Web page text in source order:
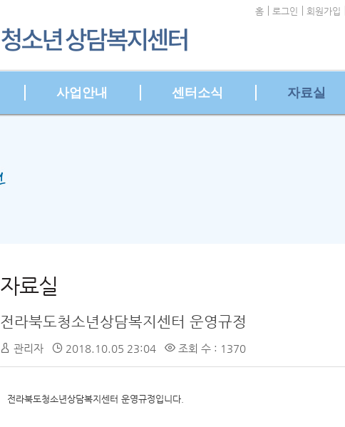
홈 로그인 회원가입
사업안내 센터소식 자료실
자료실
전라북도청소년상담복지센터 운영규정
관리자 2018.10.05 23:04 조회 수 : 1370
전라북도청소년상담복지센터 운영규정입니다.